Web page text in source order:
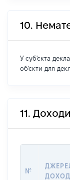
10.
У суб'єкта
об'єкти для
11.
№